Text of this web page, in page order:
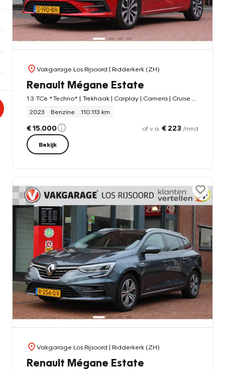
Vakgarage Los Rijsoord | Ridderkerk (ZH)
Renault Mégane Estate
2023
Benzine 110.113 km
€ 15.000 of v.a. € 223 /mnd
Bekijk
Vakgarage Los Rijsoord | Ridderkerk (ZH)
Renault Mégane Estate